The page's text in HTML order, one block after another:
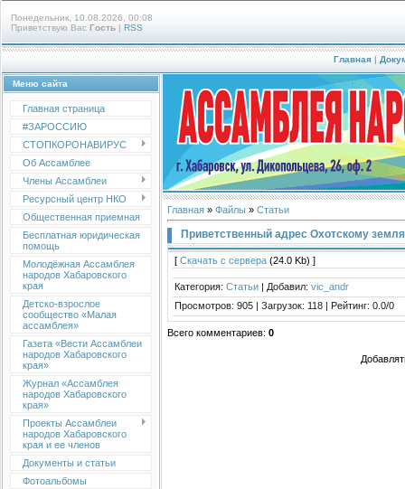
Понедельник, 10.08.2026, 00:08
Приветствую Вас Гость | RSS
Главная |
Меню сайта
Главная страница
#ЗАРОССИЮ
СТОПКОРОНАВИРУС
Об Ассамблее
Члены Ассамблеи
Ресурсный центр НКО
Общественная приемная
Бесплатная юридическая
помощь
Молодёжная Ассамблея
народов Хабаровского
края
Детско-взрослое
сообщество «Малая
ассамблея»
Газета «Вести Ассамблеи
народов Хабаровского
края»
Журнал «Ассамблея
народов Хабаровского
края»
Проекты Ассамблеи
народов Хабаровского
края и ее членов
Документы и статьи
Фотоальбомы
Главная » Файлы » Статьи
Приветственный адрес Охотскому
[ Скачать с сервера (24.0 Kb) ]
Категория: Статьи | Добавил: vic_andr
Просмотров: 905 | Загрузок: 118 | Рейтинг: 0.0/0
Всего комментариев: 0